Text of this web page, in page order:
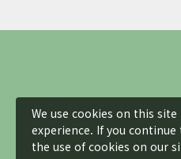
We use cookies on this
experience. If you
the use of cookies on our